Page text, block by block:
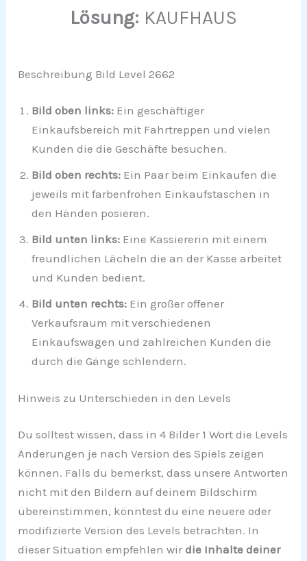
Lösung: KAUFHAUS
Beschreibung Bild Level 2662
Bild oben links: Ein geschäftiger
Einkaufsbereich mit Fahrtreppen und vielen
Kunden die die Geschäfte besuchen.
Bild oben rechts: Ein Paar beim Einkaufen die
jeweils mit farbenfrohen Einkaufstaschen in
den Händen posieren.
Bild unten links: Eine Kassiererin mit einem
freundlichen Lächeln die an der Kasse arbeitet
und Kunden bedient.
Bild unten rechts: Ein großer offener
Verkaufsraum mit verschiedenen
Einkaufswagen und zahlreichen Kunden die
durch die Gänge schlendern.
Hinweis zu Unterschieden in den Levels
Du solltest wissen, dass in 4 Bilder 1 Wort die Levels
Änderungen je nach Version des Spiels zeigen
können. Falls du bemerkst, dass unsere Antworten
nicht mit den Bildern auf deinem Bildschirm
übereinstimmen, könntest du eine neuere oder
modifizierte Version des Levels betrachten. In
dieser Situation empfehlen wirdie Inhalte deiner